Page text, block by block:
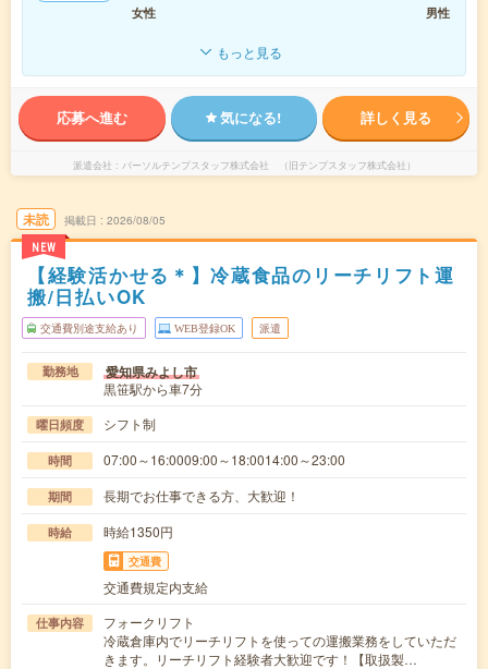
女性
男性
もっと見る
応募へ進む 気になる! 詳しく見る
派遣会社 パーソルテンプスタッフ株式会社 （旧テンプスタッフ株式会社）
未読
NEW
掲載日 2026/08/05
【経験活かせる＊】冷蔵食品のリーチリフト運
搬/日払いOK
交通費別途支給あり WEB登録OK 派遣
勤務地 愛知県みよし市
黒笹駅から車7分
曜日頻度 シフト制
時間 07:00～16:0009:00～18:0014:00～23:00
期間 長期でお仕事できる方、大歓迎！
時給 時給1350円
交通費
交通費規定内支給
仕事内容
フォークリフト
冷蔵倉庫内でリーチリフトを使っての運搬業務をしていただ
きます。リーチリフト経験者大歓迎です！【取扱製…